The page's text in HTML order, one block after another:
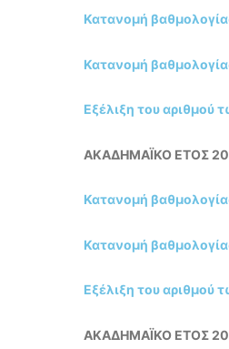
Κατανομή
Κατανομή
Εξέλιξη του αριθμού
ΑΚΑΔΗΜΑΪΚΟ ΕΤΟΣ
Κατανομή
Κατανομή
Εξέλιξη του αριθμού
ΑΚΑΔΗΜΑΪΚΟ ΕΤΟΣ